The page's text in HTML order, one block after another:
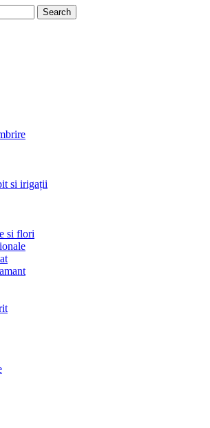
Search
si irigații
si flori